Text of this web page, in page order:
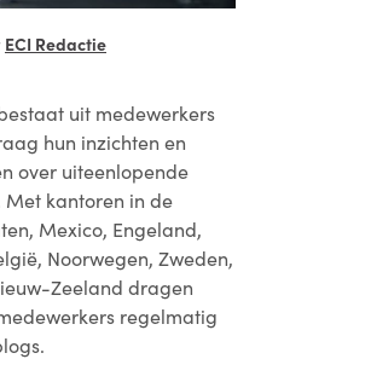
ECI Redactie
uit medewerkers
hun inzichten en
over uiteenlopende
kantoren in de
Mexico, Engeland,
Noorwegen, Zweden,
Zeeland dragen
regelmatig